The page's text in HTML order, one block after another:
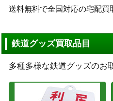
送料無料で全国対応の宅配買
鉄道グッズ買取品目
多種多様な鉄道グッズのお